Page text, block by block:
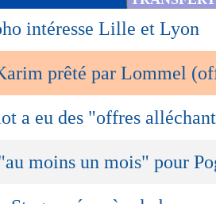
intéresse Lille et Lyon
prêté par Lommel
a eu des "offres
moins un mois" pour